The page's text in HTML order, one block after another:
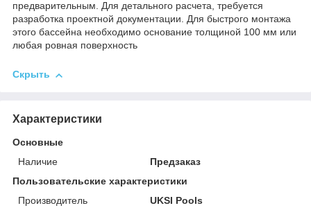
предварительным. Для детального расчета, требуется
разработка проектной документации. Для быстрого монтажа
этого бассейна необходимо основание толщиной 100 мм или
любая ровная поверхность
Скрыть
Характеристики
Основные
Наличие
Предзаказ
Пользовательские характеристики
Производитель
UKSI Pools